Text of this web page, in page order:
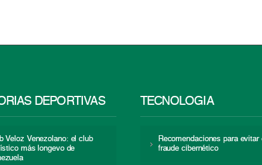
DEPORTIVAS
Veloz Venezolano: el club
más longevo de
TECNOLOGÍA
Recomendaciones para evitar
fraude cibernético